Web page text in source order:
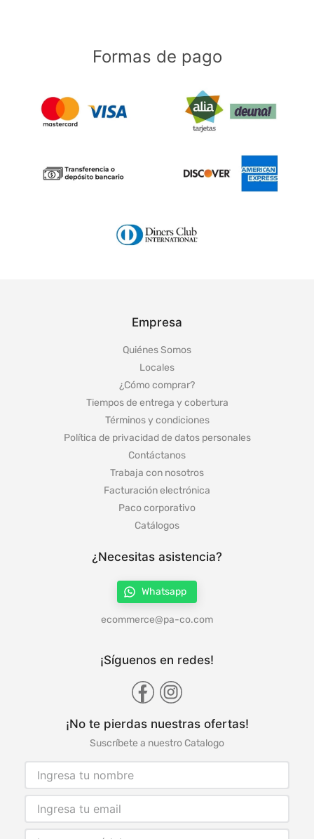
Formas de pago
Empresa
Quiénes Somos
Locales
¿Cómo comprar?
Tiempos de entrega y cobertura
Términos y condiciones
Política de privacidad de datos personales
Contáctanos
Trabaja con nosotros
Facturación electrónica
Paco corporativo
Catálogos
¿Necesitas asistencia?
Whatsapp
ecommerce@pa-co.com
¡Síguenos en redes!
¡No te pierdas nuestras ofertas!
Suscríbete a nuestro Catalogo